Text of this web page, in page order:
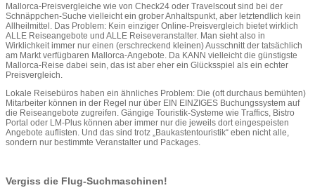
Mallorca-Preisvergleiche wie von Check24 oder Travelscout sind bei der
Schnäppchen-Suche vielleicht ein grober Anhaltspunkt, aber letztendlich kein
Allheilmittel. Das Problem: Kein einziger Online-Preisvergleich bietet wirklich
ALLE Reiseangebote und ALLE Reiseveranstalter. Man sieht also in
Wirklichkeit immer nur einen (erschreckend kleinen) Ausschnitt der tatsächlich
am Markt verfügbaren Mallorca-Angebote. Da KANN vielleicht die günstigste
Mallorca-Reise dabei sein, das ist aber eher ein Glücksspiel als ein echter
Preisvergleich.
Lokale Reisebüros haben ein ähnliches Problem: Die (oft durchaus bemühten)
Mitarbeiter können in der Regel nur über EIN EINZIGES Buchungssystem auf
die Reiseangebote zugreifen. Gängige Touristik-Systeme wie Traffics, Bistro
Portal oder LM-Plus können aber immer nur die jeweils dort eingespeisten
Angebote auflisten. Und das sind trotz „Baukastentouristik“ eben nicht alle,
sondern nur bestimmte Veranstalter und Packages.
Vergiss die Flug-Suchmaschinen!